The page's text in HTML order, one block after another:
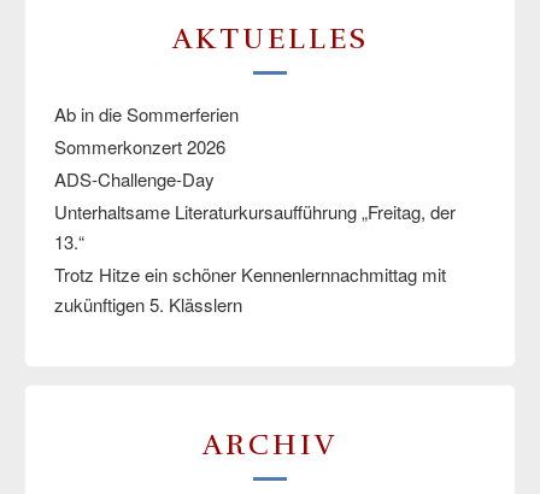
AKTUELLES
Ab in die Sommerferien
Sommerkonzert 2026
ADS-Challenge-Day
Unterhaltsame Literaturkursaufführung „Freitag, der
13.“
Trotz Hitze ein schöner Kennenlernnachmittag mit
zukünftigen 5. Klässlern
ARCHIV